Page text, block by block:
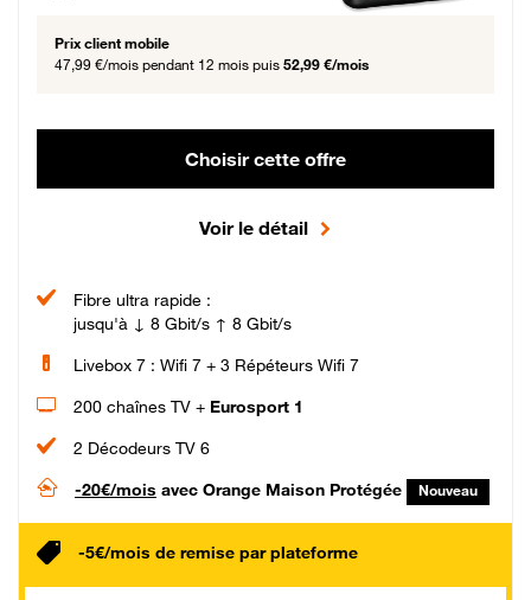
Prix client mobile
47,99 €/mois pendant 12 mois puis 52,99 €/mois
Choisir cette offre
Voir le détail
Fibre ultra rapide :
jusqu'à ↓ 8 Gbit/s ↑ 8 Gbit/s
Livebox 7 : Wifi 7 + 3 Répéteurs Wifi 7
200 chaînes TV + Eurosport 1
2 Décodeurs TV 6
-20€/mois avec Orange Maison Protégée Nouveau
-5€/mois de remise par plateforme